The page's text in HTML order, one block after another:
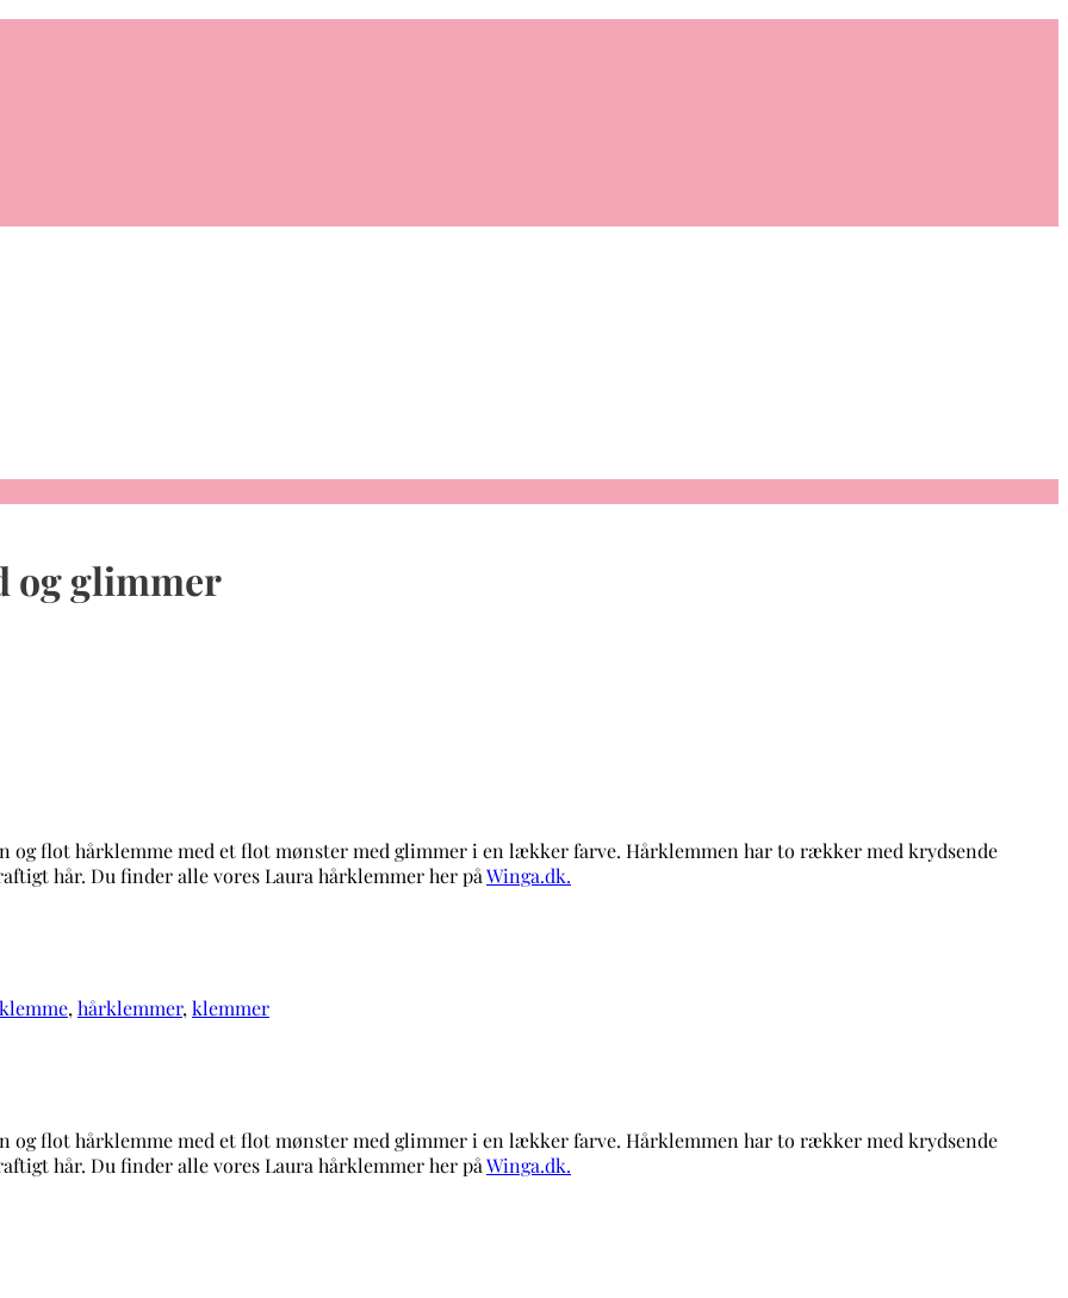
og glimmer
og flot hårklemme med et flot mønster med glimmer i en lækker farve. Hårklemmen har to rækker med krydsende
hår. Du finder alle vores Laura hårklemmer her påWinga.dk.
, hårklemmer, klemmer
og flot hårklemme med et flot mønster med glimmer i en lækker farve. Hårklemmen har to rækker med krydsende
hår. Du finder alle vores Laura hårklemmer her påWinga.dk.